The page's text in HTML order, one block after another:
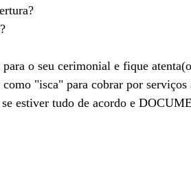
o seu cerimonial e fique
"isca" para cobrar por
se estiver tudo de acordo e